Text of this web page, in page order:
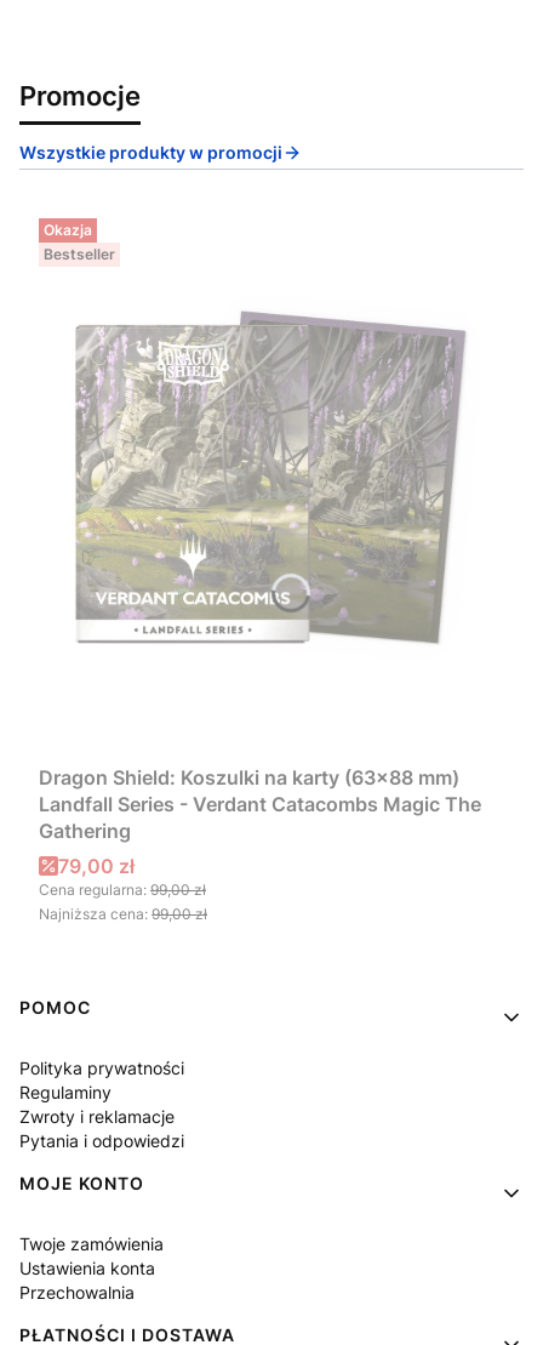
Promocje
Wszystkie produkty w promocji
Okazja
Bestseller
Dragon Shield: Koszulki na karty (63x88 mm)
Landfall Series - Verdant Catacombs Magic The
Gathering
Cena promocyjna
79,00 zł
Cena regularna: 99,00 zł
Najniższa cena: 99,00 zł
Linki w stopce
POMOC
Polityka prywatności
Regulaminy
Zwroty i reklamacje
Pytania i odpowiedzi
MOJE KONTO
Twoje zamówienia
Ustawienia konta
Przechowalnia
PŁATNOŚCI I DOSTAWA